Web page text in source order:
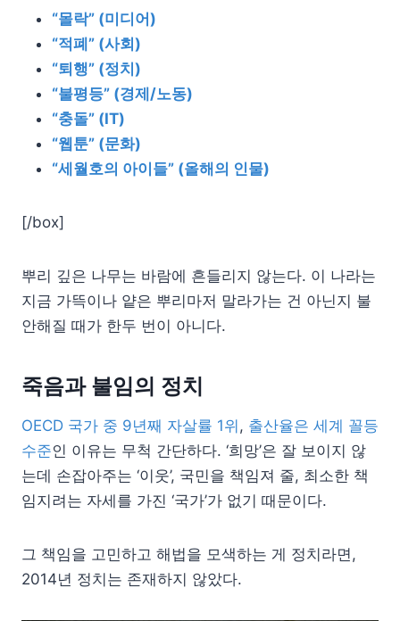
“몰락” (미디어)
“적폐” (사회)
“퇴행” (정치)
“불평등” (경제/노동)
“충돌” (IT)
“웹툰” (문화)
“세월호의 아이들” (올해의 인물)
[/box]
뿌리 깊은 나무는 바람에 흔들리지 않는다. 이 나라는
지금 가뜩이나 얕은 뿌리마저 말라가는 건 아닌지 불
안해질 때가 한두 번이 아니다.
죽음과 불임의 정치
OECD 국가 중 9년째 자살률 1위 , 출산율은 세계 꼴등
수준인 이유는 무척 간단하다. ‘희망’은 잘 보이지 않
는데 손잡아주는 ‘이웃’, 국민을 책임져 줄, 최소한 책
임지려는 자세를 가진 ‘국가’가 없기 때문이다.
그 책임을 고민하고 해법을 모색하는 게 정치라면,
2014년 정치는 존재하지 않았다.